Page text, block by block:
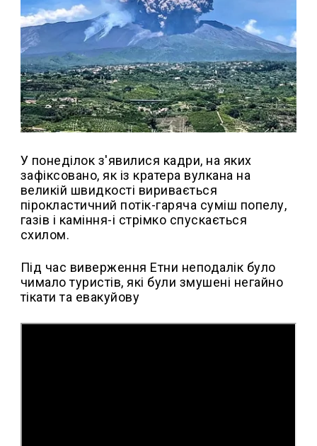
У понеділок з'явилися кадри, на яких
зафіксовано, як із кратера вулкана на
великій швидкості виривається
пірокластичний потік-гаряча суміш попелу,
газів і каміння-і стрімко спускається
схилом.
Під час виверження Етни неподалік було
чимало туристів, які були змушені негайно
тікати та евакуйову